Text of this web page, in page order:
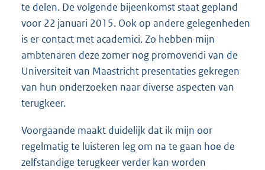
te delen. De volgende bijeenkomst staat gepland
voor 22 januari 2015. Ook op andere gelegenheden
is er contact met academici. Zo hebben mijn
ambtenaren deze zomer nog promovendi van de
Universiteit van Maastricht presentaties gekregen
van hun onderzoeken naar diverse aspecten van
terugkeer.
Voorgaande maakt duidelijk dat ik mijn oor
regelmatig te luisteren leg om na te gaan hoe de
zelfstandige terugkeer verder kan worden